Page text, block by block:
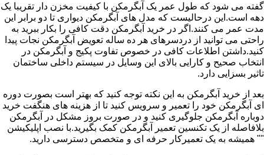
گفته می شود که طول عمر یک آبگرمکن با کیفیت مخزن دار تقریبا یک
دهه است.این درحالیست که مدل های آبگرمکن دیواری تا دو برابر این
مدت عمر می کنند.اگر در خرید آبگرمکن دقت کافی را بکار ببرید به
راحتی می توانید از دردسرهای هر ده ساله تعویض آبگرمکن نجات پیدا
کنید.داشتن اطلاعات کافی در خصوص تفاوت پکیج و آبگرمکن در
انتخاب صحیح و کارایی بالای این وسایل در سیستم داخلی ساختمان
تاثیر بسزایی دارد.
بعد از خرید آبگرمکن به این نکته توجه کنید که بهتر است بصورت دوره
ای آبگرمکن خود را تعمیر و سرویس کنید تا از هزینه های هنگفت خرید
دوباره آبگرمکن جلوگیری کنید و در صورت بروز مشکل در آبگرمکن
بلافاصله از یک تکنسین تعمیر آبگرمکن کمک بگیرید.با نصب اپلیکیشن
"" همیشه به یک تعمیرکار حرفه ای و متخصص دسترسی دارید.